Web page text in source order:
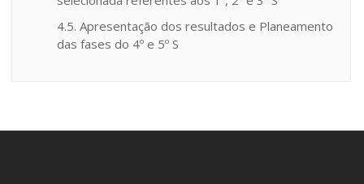
4.5. Apresentação dos resultados e Planeamento
das fases do 4º e 5º S